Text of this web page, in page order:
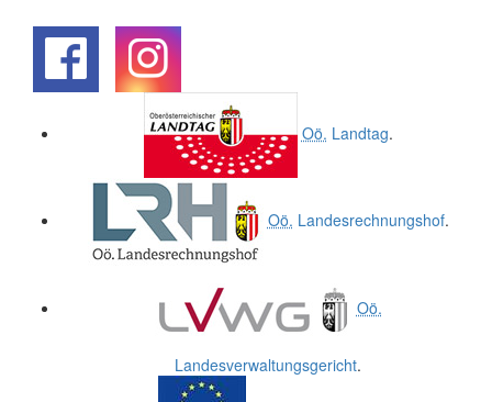
Oö. Landtag.
Oö. Landesrechnungshof.
Oö.
Landesverwaltungsgericht.